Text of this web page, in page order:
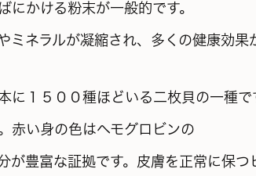
にかける粉末が一般的です。
ミネラルが凝縮され、多くの健康効果
に１５００種ほどいる二枚貝の一種
赤い身の色はヘモグロビンの
が豊富な証拠です。皮膚を正常に保つ